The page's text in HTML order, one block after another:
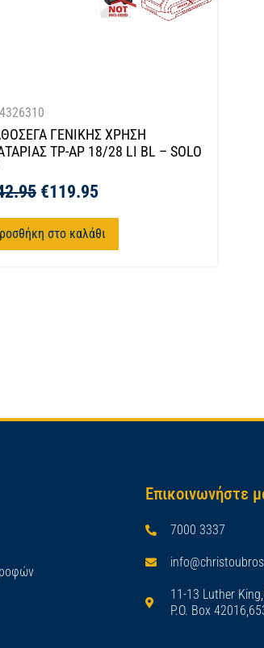
ΓΕΝΙΚΗΣ ΧΡΗΣΗ
TP-AP 18/28 LI BL – SOLO
€119.95
στο καλάθι
Επικοινωνήστε
7000 3337
11-13 Luther
P.O. Box